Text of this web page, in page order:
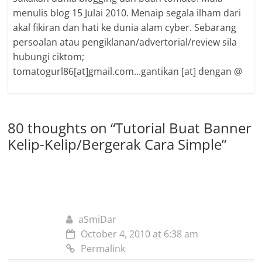
Step 3
Klik sama ada “ Home”/”Object”/”Crop”/”Tools
tom just guna “ Object
” je. Korang yang lebih kreatif dari cik
menu yang lain untuk hasil yang lebih cantik.
menulis blog 15 Julai 2010. Menaip segala ilham dari
akal fikiran dan hati ke dunia alam cyber. Sebarang
persoalan atau pengiklanan/advertorial/review sila
hubungi ciktom;
tomatogurl86[at]gmail.com...gantikan [at] dengan @
80 thoughts on “Tutorial Buat Banner
Kelip-Kelip/Bergerak Cara Simple”
aSmiDar
October 4, 2010 at 6:38 am
Permalink